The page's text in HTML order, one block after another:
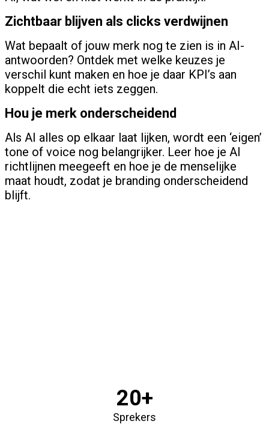
Zichtbaar blijven als clicks verdwijnen
Wat bepaalt of jouw merk nog te zien is in AI-
antwoorden? Ontdek met welke keuzes je
verschil kunt maken en hoe je daar KPI’s aan
koppelt die echt iets zeggen.
Hou je merk onderscheidend
Als AI alles op elkaar laat lijken, wordt een ‘eigen’
tone of voice nog belangrijker. Leer hoe je AI
richtlijnen meegeeft en hoe je de menselijke
maat houdt, zodat je branding onderscheidend
blijft.
20+
Sprekers